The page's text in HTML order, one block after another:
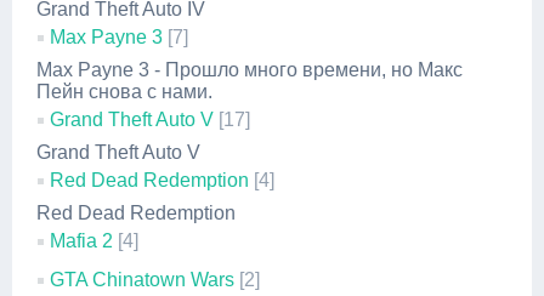
Grand Theft Auto IV
Max Payne 3 [7]
Max Payne 3 - Прошло много времени, но Макс
Пейн снова с нами.
Grand Theft Auto V [17]
Grand Theft Auto V
Red Dead Redemption [4]
Red Dead Redemption
Mafia 2 [4]
GTA Chinatown Wars [2]